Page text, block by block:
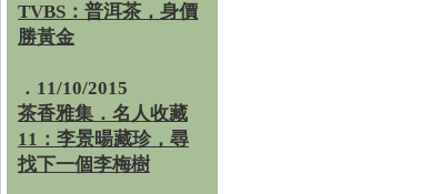
TVBS：普洱茶，身價
勝黃金
．11/10/2015
茶香雅集．名人收藏
11：李景暘藏珍，尋
找下一個李梅樹